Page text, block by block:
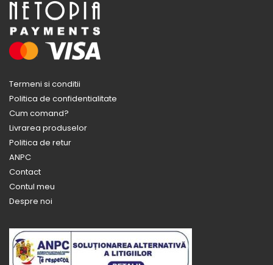
Termeni si conditii
Politica de confidentialitate
Cum comand?
Livrarea produselor
Politica de retur
ANPC
Contact
Contul meu
Despre noi